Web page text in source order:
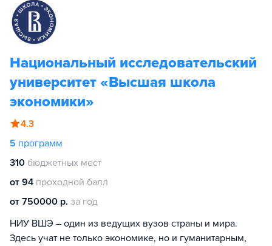
Национальный исследовательский
университет «Высшая школа
экономики»
4.3
5 программ
310 бюджетных мест
от 94 проходной балл
от 750000 р. за год
НИУ ВШЭ – один из ведущих вузов страны и мира.
Здесь учат не только экономике, но и гуманитарным,